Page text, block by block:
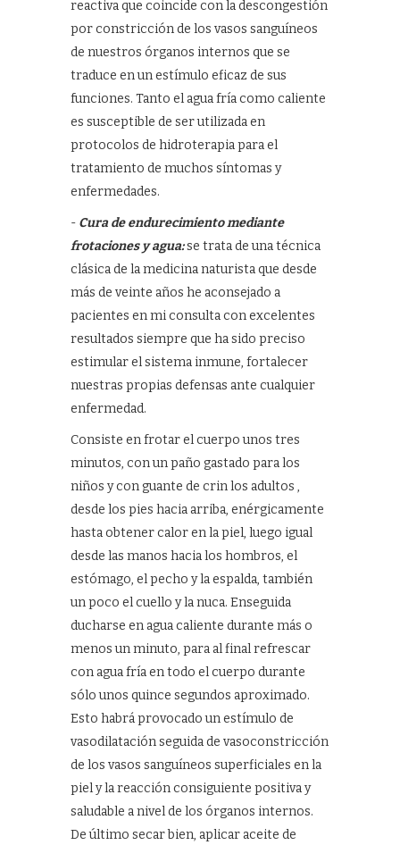
reactiva que coincide con la descongestión
por constricción de los vasos sanguíneos
de nuestros órganos internos que se
traduce en un estímulo eficaz de sus
funciones. Tanto el agua fría como caliente
es susceptible de ser utilizada en
protocolos de hidroterapia para el
tratamiento de muchos síntomas y
enfermedades.
- Cura de endurecimiento mediante
frotaciones y agua:se trata de una técnica
clásica de la medicina naturista que desde
más de veinte años he aconsejado a
pacientes en mi consulta con excelentes
resultados siempre que ha sido preciso
estimular el sistema inmune, fortalecer
nuestras propias defensas ante cualquier
enfermedad.
Consiste en frotar el cuerpo unos tres
minutos, con un paño gastado para los
niños y con guante de crin los adultos ,
desde los pies hacia arriba, enérgicamente
hasta obtener calor en la piel, luego igual
desde las manos hacia los hombros, el
estómago, el pecho y la espalda, también
un poco el cuello y la nuca. Enseguida
ducharse en agua caliente durante más o
menos un minuto, para al final refrescar
con agua fría en todo el cuerpo durante
sólo unos quince segundos aproximado.
Esto habrá provocado un estímulo de
vasodilatación seguida de vasoconstricción
de los vasos sanguíneos superficiales en la
piel y la reacción consiguiente positiva y
saludable a nivel de los órganos internos.
De último secar bien, aplicar aceite de